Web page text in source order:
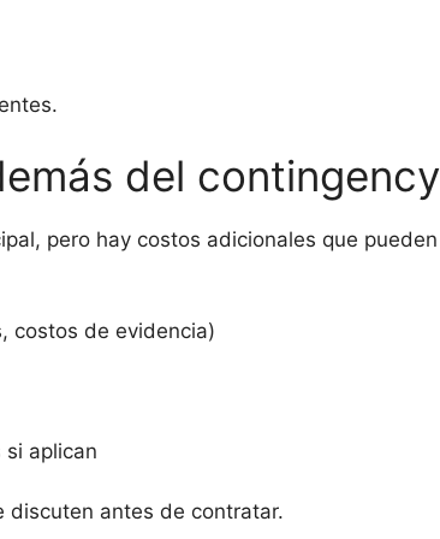
del contingency
pero hay costos adicionales que pueden
costos de evidencia)
si aplican
discuten antes de contratar.